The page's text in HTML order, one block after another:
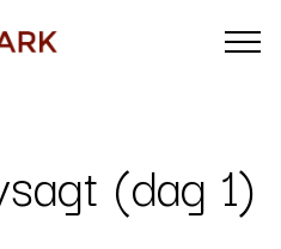
(dag 1)